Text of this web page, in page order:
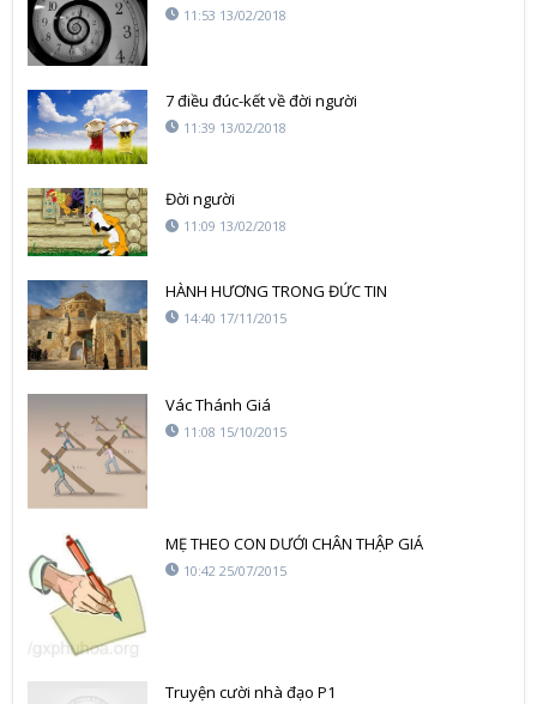
11:53 13/02/2018
7 điều đúc-kết về đời người
11:39 13/02/2018
Đời người
11:09 13/02/2018
HÀNH HƯƠNG TRONG ĐỨC TIN
14:40 17/11/2015
Vác Thánh Giá
11:08 15/10/2015
MẸ THEO CON DƯỚI CHÂN THẬP GIÁ
10:42 25/07/2015
Truyện cười nhà đạo P1